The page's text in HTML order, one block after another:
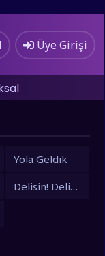
Üye Girişi
Yola Geldik
Delisin! Delisin!